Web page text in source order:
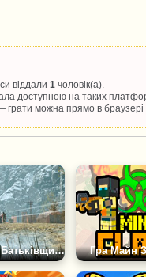
віддали 1 чоловік(а).
доступною на таких
грати можна прямо в браузері
Гра Солдат Батьківщини Гра Майн